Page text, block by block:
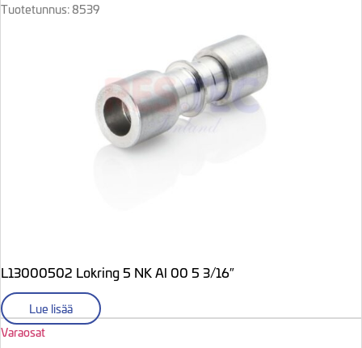
Tuotetunnus: 8539
L13000502 Lokring 5 NK Al 00 5 3/16″
Lue lisää
Varaosat